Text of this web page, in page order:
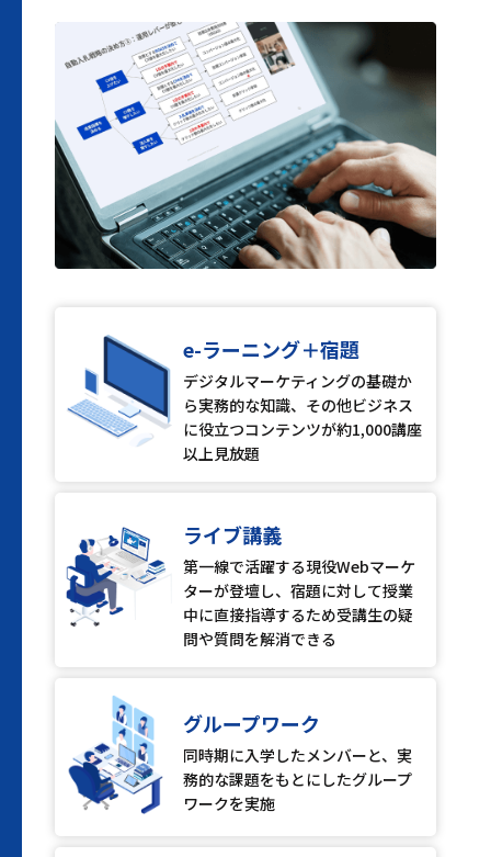
e-ラーニング＋宿題
デジタルマーケティングの基礎か
ら実務的な知識、その他ビジネス
に役立つコンテンツが約1,000講座
以上見放題
ライブ講義
第一線で活躍する現役Webマーケ
ターが登壇し、宿題に対して授業
中に直接指導するため受講生の疑
問や質問を解消できる
グループワーク
同時期に入学したメンバーと、実
務的な課題をもとにしたグループ
ワークを実施